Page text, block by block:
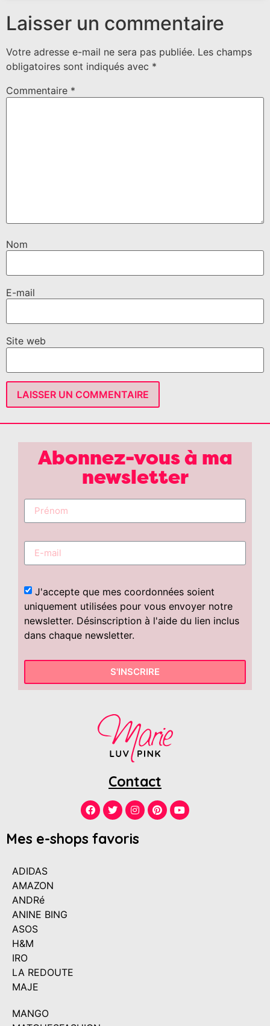
Laisser un commentaire
Votre adresse e-mail ne sera pas publiée. Les champs
obligatoires sont indiqués avec *
Commentaire *
Nom
E-mail
Site web
Abonnez-vous à ma
newsletter
J'accepte que mes coordonnées soient
uniquement utilisées pour vous envoyer notre
newsletter. Désinscription à l'aide du lien inclus
dans chaque newsletter.
S'INSCRIRE
Contact
Mes e-shops favoris
ADIDAS
AMAZON
ANDRé
ANINE BING
ASOS
H&M
IRO
LA REDOUTE
MAJE
MANGO